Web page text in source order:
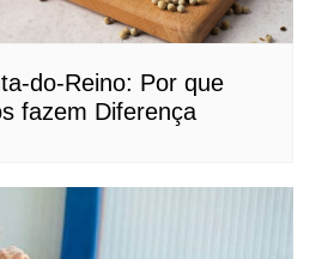
do-Reino: Por que
fazem Diferença